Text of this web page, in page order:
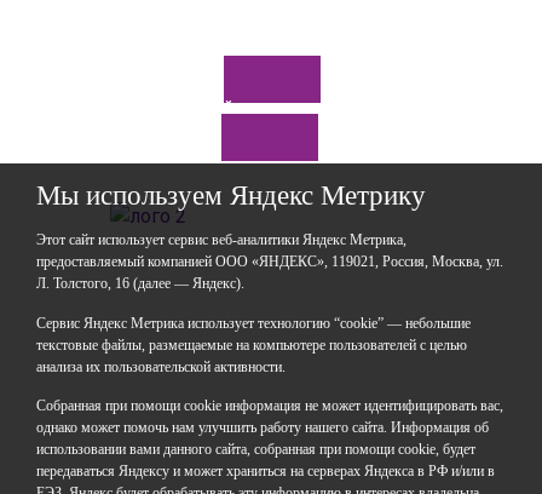
Задайте нам вопрос
Мы используем Яндекс Метрику
Этот сайт использует сервис веб-аналитики Яндекс Метрика,
предоставляемый компанией ООО «ЯНДЕКС», 119021, Россия, Москва, ул.
Л. Толстого, 16 (далее — Яндекс).
Сервис Яндекс Метрика использует технологию “cookie” — небольшие
текстовые файлы, размещаемые на компьютере пользователей с целью
анализа их пользовательской активности.
Собранная при помощи cookie информация не может идентифицировать вас,
однако может помочь нам улучшить работу нашего сайта. Информация об
использовании вами данного сайта, собранная при помощи cookie, будет
передаваться Яндексу и может храниться на серверах Яндекса в РФ и/или в
ГАОУДО «Центр развития талантов «Аврора»
ИНН: 0277946670
ОГРН: 119028008662
Юридический адрес: 450112, Российская Федерация,
город Уфа, улица Мира, дом 14
Фактический адрес: 450112, Российская Федерация,
Республика Башкортостан,